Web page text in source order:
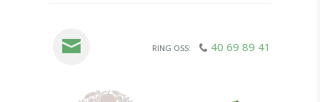
RING OSS: 40 69 89 41